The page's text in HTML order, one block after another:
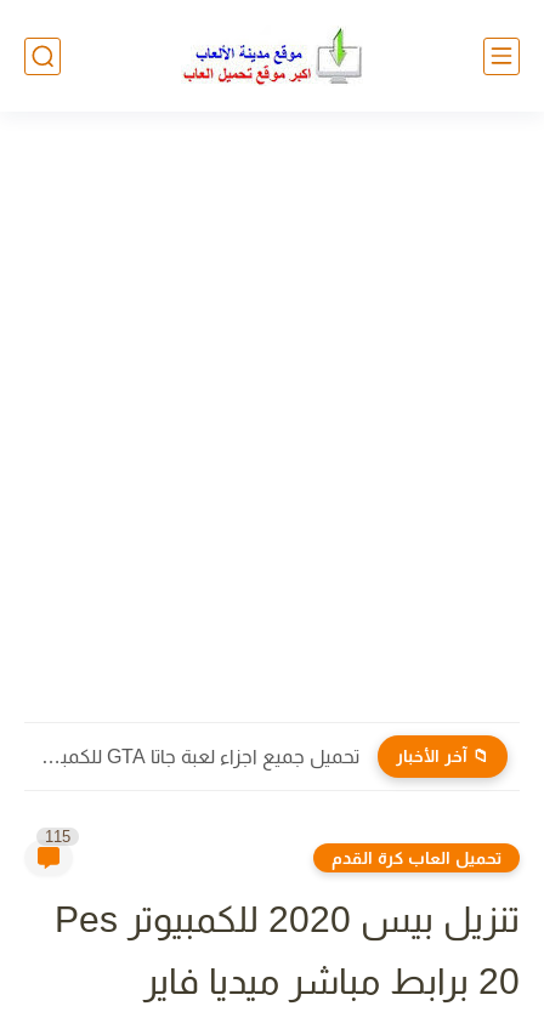
📁 آخر الأخبار تحميل جميع اجزاء لعبة جاتا GTA للكمبيوتر والاندرويد برابط مباشر...
تحميل العاب كرة القدم
115
تنزيل بيس 2020 للكمبيوتر Pes
20 برابط مباشر ميديا فاير